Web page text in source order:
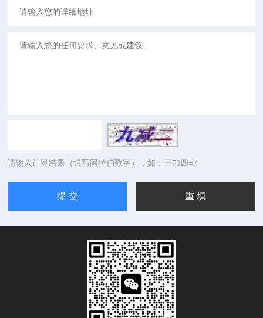
请输入计算结果（填写阿拉伯数字），如：三加四=7